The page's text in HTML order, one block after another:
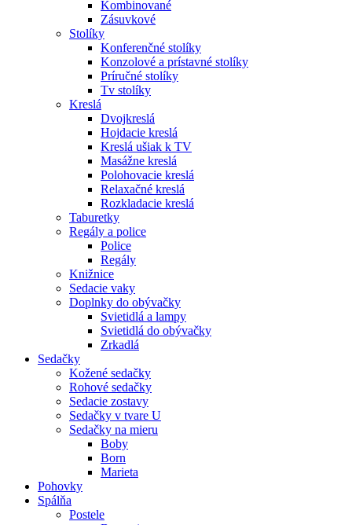
Kombinované
Zásuvkové
Stolíky
Konferenčné stolíky
Konzolové a prístavné stolíky
Príručné stolíky
Tv stolíky
Kreslá
Dvojkreslá
Hojdacie kreslá
Kreslá ušiak k TV
Masážne kreslá
Polohovacie kreslá
Relaxačné kreslá
Rozkladacie kreslá
Taburetky
Regály a police
Police
Regály
Knižnice
Sedacie vaky
Doplnky do obývačky
Svietidlá a lampy
Svietidlá do obývačky
Zrkadlá
Sedačky
Kožené sedačky
Rohové sedačky
Sedacie zostavy
Sedačky v tvare U
Sedačky na mieru
Boby
Born
Marieta
Pohovky
Spálňa
Postele